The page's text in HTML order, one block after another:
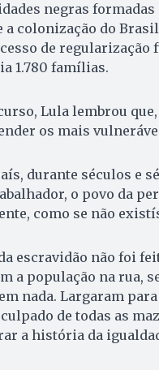
negras
a colonização do
de regularização
1.780 famílias.
Lula lembrou
os mais
durante séculos e
o povo da
como se não
escravidão não foi
a população na rua,
nada. Largaram
de todas as
a história da